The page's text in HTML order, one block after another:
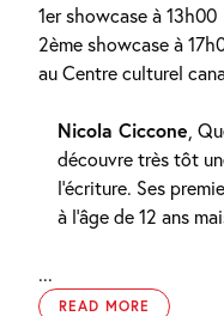
1er showcase à 13h00
2ème showcase à
au Centre culturel
Nicola Ciccone ,
découvre très tôt
l’écriture. Ses
à l’âge de 12 ans
...
READ MORE